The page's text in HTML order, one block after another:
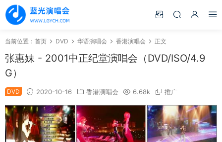
当前位置： 首页 DVD 华语演唱会 香港演唱会 正文
张惠妹 - 2001中正纪堂演唱会（DVD/ISO/4.9
G）
DVD 2020-10-16 香港演唱会 6.68k 推广